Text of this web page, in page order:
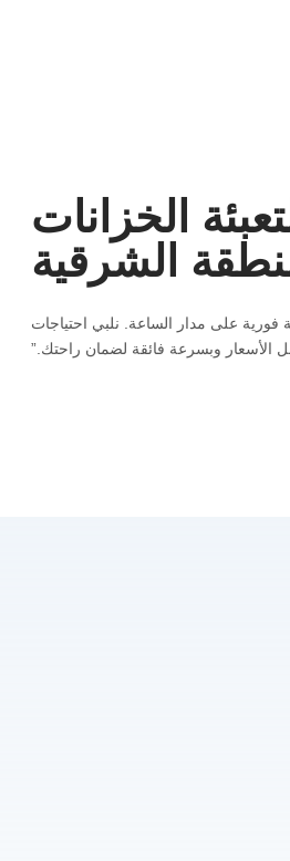
الخزانات
الشرقية
فورية على مدار الساعة. نلبي احتياجات
الأسعار وبسرعة فائقة لضمان راحتك.”